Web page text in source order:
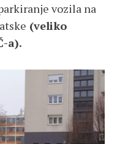
vozila na
(veliko
a).